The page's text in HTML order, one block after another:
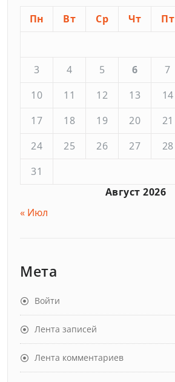
Август 2026
Пн Вт Ср Чт Пт
3
4 5 6 7
10
11 12 13 14
17
18 19 20 21
24
25 26 27 28
31
« Июл
Мета
Войти
Лента записей
Лента комментариев